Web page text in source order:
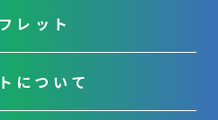
レット
について